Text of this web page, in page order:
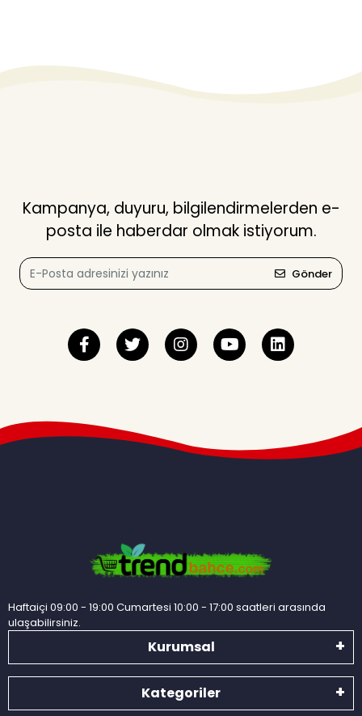
Kampanya, duyuru, bilgilendirmelerden e-
posta ile haberdar olmak istiyorum.
Gönder
Haftaiçi 09:00 - 19:00 Cumartesi 10:00 - 17:00 saatleri arasında
ulaşabilirsiniz.
Kurumsal
Kategoriler